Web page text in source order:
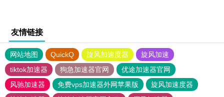
友情链接
网站地图 QuickQ 旋风加速度器
旋风加速
tiktok加速器
狗急加速器官网
优途加速器官网
风驰加速器
免费vps加速器外网苹果版
旋风加速度器